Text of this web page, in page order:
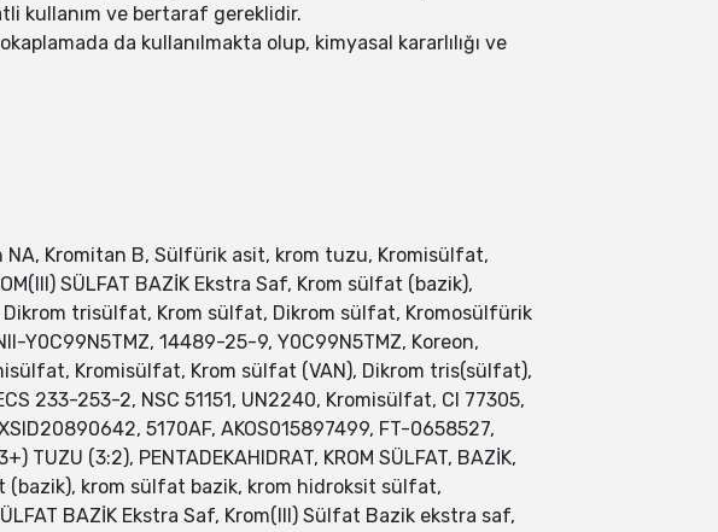
kullanım ve bertaraf gereklidir.
da kullanılmakta olup, kimyasal kararlılığı ve
NA, Kromitan B, Sülfürik asit, krom tuzu, Kromisülfat,
SÜLFAT BAZİK Ekstra Saf, Krom sülfat (bazik),
Dikrom trisülfat, Krom sülfat, Dikrom sülfat, Kromosülfürik
14489-25-9, Y0C99N5TMZ, Koreon,
Kromisülfat, Krom sülfat (VAN), Dikrom tris(sülfat),
233-253-2, NSC 51151, UN2240, Kromisülfat, CI 77305,
5170AF, AKOS015897499, FT-0658527,
(3:2), PENTADEKAHIDRAT, KROM SÜLFAT, BAZİK,
krom sülfat bazik, krom hidroksit sülfat,
BAZİK Ekstra Saf, Krom(III) Sülfat Bazik ekstra saf,